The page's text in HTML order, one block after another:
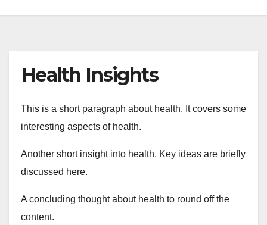
Health Insights
This is a short paragraph about health. It covers some
interesting aspects of health.
Another short insight into health. Key ideas are briefly
discussed here.
A concluding thought about health to round off the
content.